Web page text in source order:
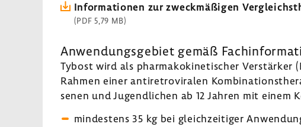
Infor­ma­tionen zur zweck­mä­ßigen
(PDF 5,79 MB)
Anwen­dungs­ge­biet gemäß
Tybost wird als phar­ma­ko­ki­ne­ti­scher
Rahmen einer anti­re­tro­vi­ralen
senen und Jugend­li­chen ab 12 Jahren mit einem
mindes­tens 35 kg bei gleich­zei­tiger